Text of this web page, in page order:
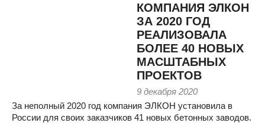
КОМПАНИЯ ЭЛКОН
ЗА 2020 ГОД
РЕАЛИЗОВАЛА
БОЛЕЕ 40 НОВЫХ
МАСШТАБНЫХ
ПРОЕКТОВ
9 декабря 2020
За неполный 2020 год компания ЭЛКОН установила в
России для своих заказчиков 41 новых бетонных заводов.